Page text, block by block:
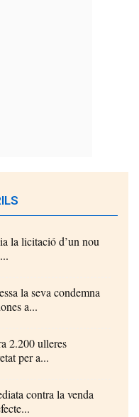
la licitació d’un nou
la seva condemna
a...
2.200 ulleres
per a...
contra la venda